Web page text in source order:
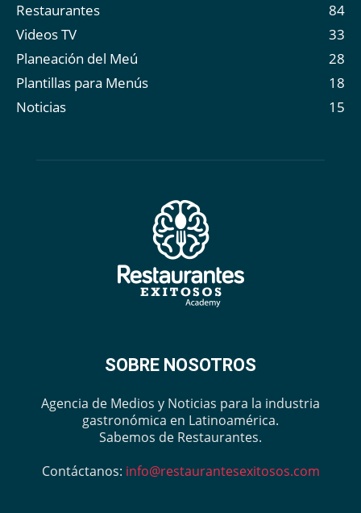
Restaurantes
84
Videos TV
33
Planeación del Meú
28
Plantillas para Menús
18
Noticias
15
SOBRE NOSOTROS
Agencia de Medios y Noticias para la industria
gastronómica en Latinoamérica.
Sabemos de Restaurantes.
Contáctanos: info@restaurantesexitosos.com